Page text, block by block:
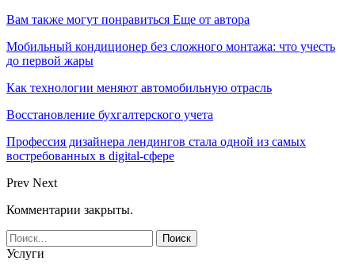
Вам также могут понравиться Еще от автора
Мобильный кондиционер без сложного монтажа: что учесть
до первой жары
Как технологии меняют автомобильную отрасль
Восстановление бухгалтерского учета
Профессия дизайнера лендингов стала одной из самых
востребованных в digital-сфере
Prev Next
Комментарии закрыты.
Услуги